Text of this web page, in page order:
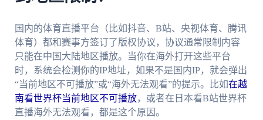
国内的体育直播平台（比如抖音、B站、央视体育、腾讯
体育）都和赛事方签订了版权协议，协议通常限制内容
只能在中国大陆地区播放。当你在海外打开这些平台
时，系统会检测你的IP地址，如果不是国内IP，就会弹出
“当前地区不可播放”或“海外无法观看”的提示。比如在越
南看世界杯当前地区不可播放，或者在日本看B站世界杯
直播海外无法观看，都是这个原因。